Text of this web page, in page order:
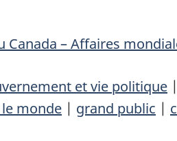
Canada – Affaires
et vie politique |
monde | grand public |